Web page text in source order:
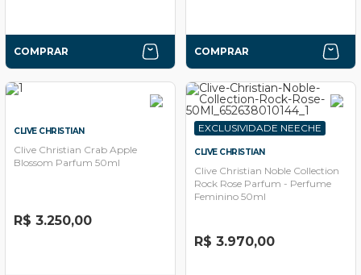
COMPRAR COMPRAR
CLIVE CHRISTIAN
Clive Christian Crab Apple
Blossom Parfum 50ml
R$ 3.250,00
EXCLUSIVIDADE NEECHE
CLIVE CHRISTIAN
Clive Christian Noble Collection
Rock Rose Parfum - Perfume
Feminino 50ml
R$ 3.970,00